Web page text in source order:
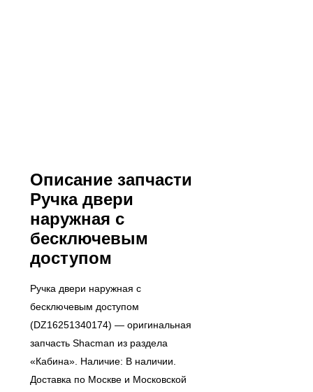
Описание запчасти
Ручка двери
наружная с
бесключевым
доступом
Ручка двери наружная с
бесключевым доступом
(DZ16251340174) — оригинальная
запчасть Shacman из раздела
«Кабина». Наличие: В наличии.
Доставка по Москве и Московской